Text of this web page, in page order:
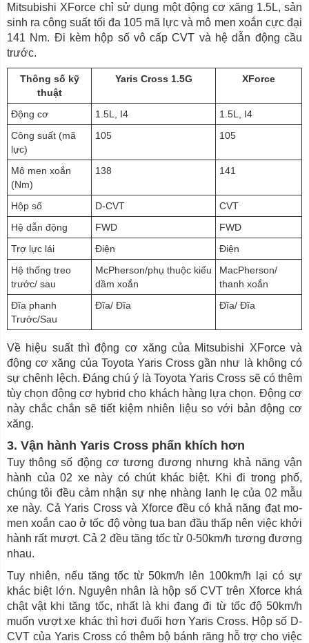
Mitsubishi XForce chỉ sử dụng một động cơ xăng 1.5L, sản
sinh ra công suất tối đa 105 mã lực và mô men xoắn cực đại
141 Nm. Đi kèm hộp số vô cấp CVT và hệ dẫn động cầu
trước.
Thông số kỹ
thuật
Yaris Cross 1.5G XForce
Động cơ 1.5L, I4
1.5L, I4
Công suất (mã
lực)
105 105
Mô men xoắn
(Nm)
138 141
Hộp số D-CVT
CVT
Hệ dẫn động
FWD
FWD
Trợ lực lái
Điện
Điện
Hệ thống treo
trước/ sau
McPherson/phụ thuộc kiểu
dầm xoắn
MacPherson/
thanh xoắn
Đĩa phanh
Trước/Sau
Đĩa/ Đĩa Đĩa/ Đĩa
Về hiệu suất thì động cơ xăng của Mitsubishi XForce và
động cơ xăng của Toyota Yaris Cross gần như là không có
sự chênh lệch. Đáng chú ý là Toyota Yaris Cross sẽ có thêm
tùy chọn động cơ hybrid cho khách hàng lựa chọn. Động cơ
này chắc chắn sẽ tiết kiệm nhiên liệu so với bản động cơ
xăng.
3. Vận hành Yaris Cross phấn khích hơn
Tuy thông số động cơ tương đương nhưng khả năng vận
hành của 02 xe này có chút khác biệt. Khi đi trong phố,
chúng tôi đều cảm nhận sự nhẹ nhàng lanh lẹ của 02 mẫu
xe này. Cả Yaris Cross và Xforce đều có khả năng đạt mo-
men xoắn cao ở tốc độ vòng tua ban đầu thấp nên việc khởi
hành rất mượt. Cả 2 đều tăng tốc từ 0-50km/h tương đương
nhau.
Tuy nhiên, nếu tăng tốc từ 50km/h lên 100km/h lại có sự
khác biệt lớn. Nguyên nhân là hộp số CVT trên Xforce khá
chật vật khi tăng tốc, nhất là khi đang đi từ tốc độ 50km/h
muốn vượt xe khác thì hơi đuối hơn Yaris Cross. Hộp số D-
CVT của Yaris Cross có thêm bộ bánh răng hỗ trợ cho việc